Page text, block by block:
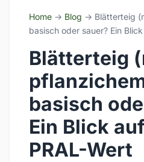
Home → Blog → Blätterteig
basisch oder sauer? Ein
Blätterteig
basisch
Ein Blick
PRAL-Wert